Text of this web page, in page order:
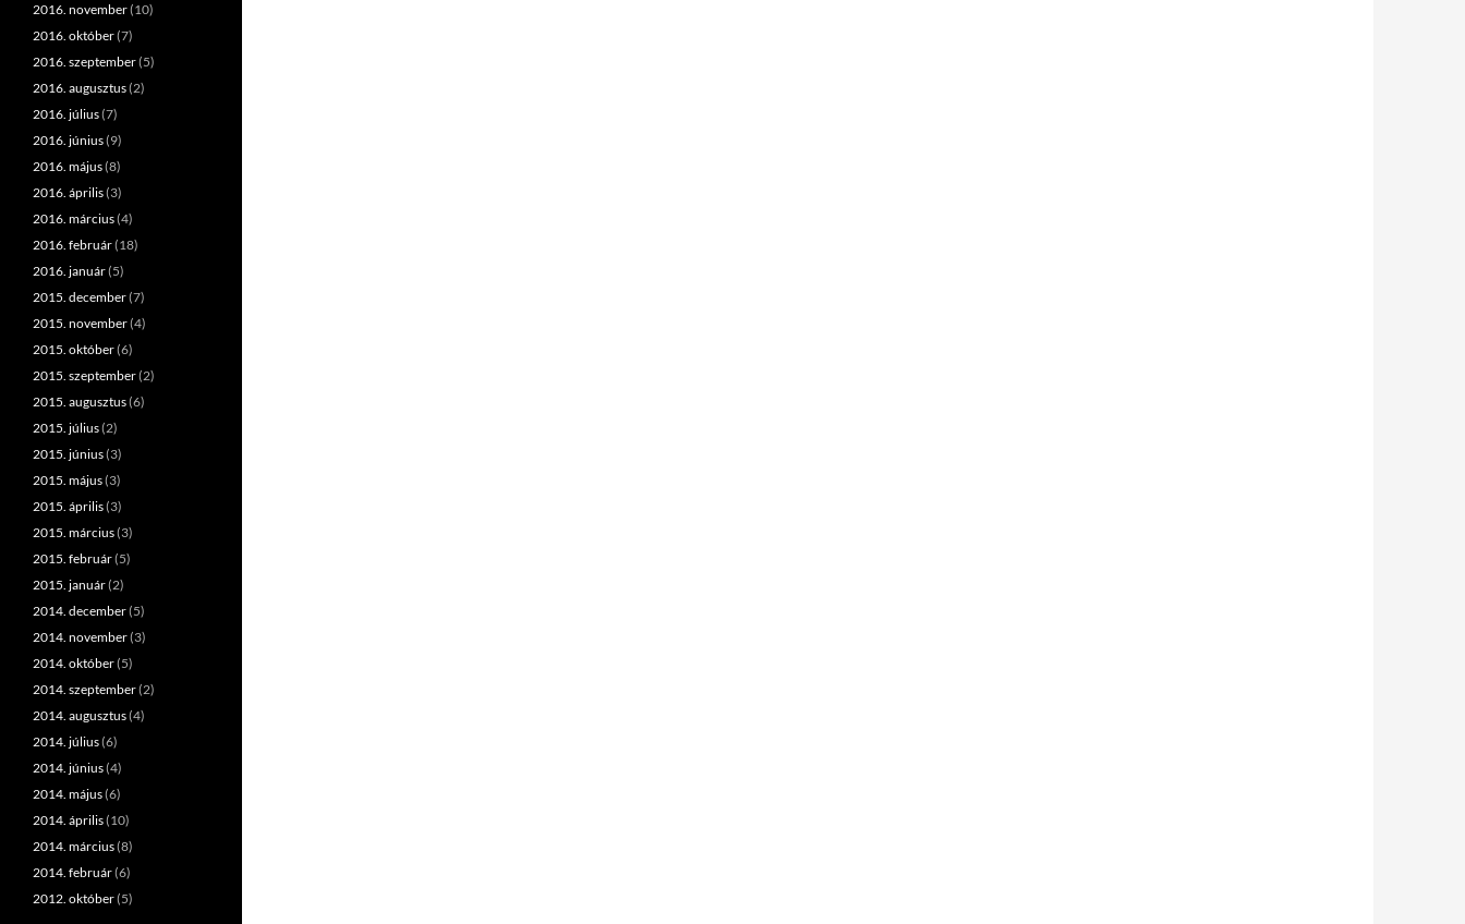
2016. november(10)
2016. október(7)
2016. szeptember(5)
2016. augusztus(2)
2016. július(7)
2016. június(9)
2016. május(8)
2016. április(3)
2016. március(4)
2016. február(18)
2016. január(5)
2015. december(7)
2015. november(4)
2015. október(6)
2015. szeptember(2)
2015. augusztus(6)
2015. július(2)
2015. június(3)
2015. május(3)
2015. április(3)
2015. március(3)
2015. február(5)
2015. január(2)
2014. december(5)
2014. november(3)
2014. október(5)
2014. szeptember(2)
2014. augusztus(4)
2014. július(6)
2014. június(4)
2014. május(6)
2014. április(10)
2014. március(8)
2014. február(6)
2012. október(5)